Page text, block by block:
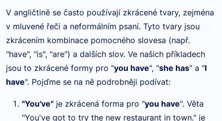
V angličtině se často používají zkrácené tvary, zejména
v mluvené řeči a neformálním psaní. Tyto tvary jsou
zkrácením kombinace pomocného slovesa (např.
"have", "is", "are") a dalších slov. Ve našich příkladech
jsou to zkrácené formy pro "you have", "she has" a "I
have". Pojďme se na ně podrobněji podívat:
"You've" je zkrácená forma pro "you have". Věta
"You've got to try the new restaurant in town." je